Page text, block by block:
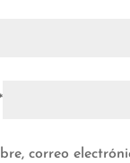
correo